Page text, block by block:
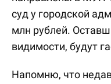
суд у городской
млн рублей.
видимости, будут
Напомню, что